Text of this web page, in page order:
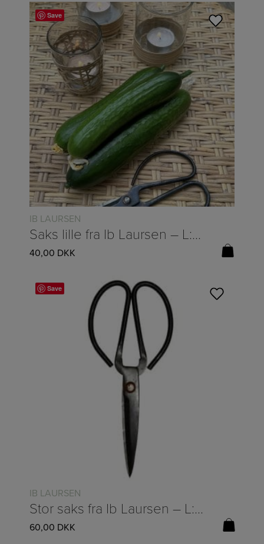
Save
IB LAURSEN
Saks lille fra Ib Laursen – L:10,5cm
40,00 DKK
Save
IB LAURSEN
Stor saks fra Ib Laursen – L:21,5cm
60,00 DKK